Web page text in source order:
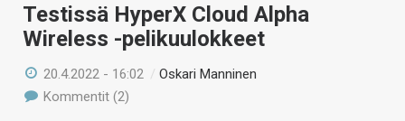
Testissä HyperX Cloud Alpha
Wireless -pelikuulokkeet
20.4.2022 - 16:02 /Oskari Manninen
Kommentit (2)